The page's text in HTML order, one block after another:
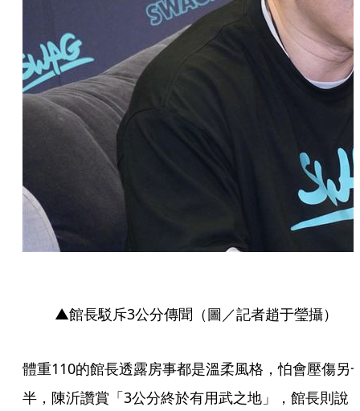
▲館長駁斥3公分傳聞（圖／記者趙于瑩攝）
體重110的館長透露房事都是溫柔風格，怕會壓傷另
半，陳沂讚賞「3公分終於有用武之地」，館長則說